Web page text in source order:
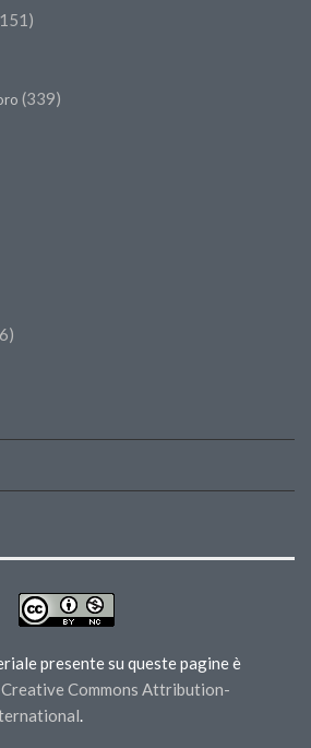
(339)
presente su queste pagine è
Creative Commons Attribution-
.